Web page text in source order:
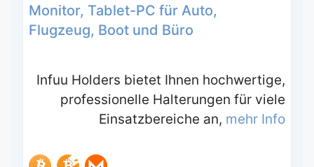
Monitor, Tablet-PC für Auto,
Flugzeug, Boot und Büro
Infuu Holders bietet Ihnen hochwertige,
professionelle Halterungen für viele
Einsatzbereiche an, mehr Info